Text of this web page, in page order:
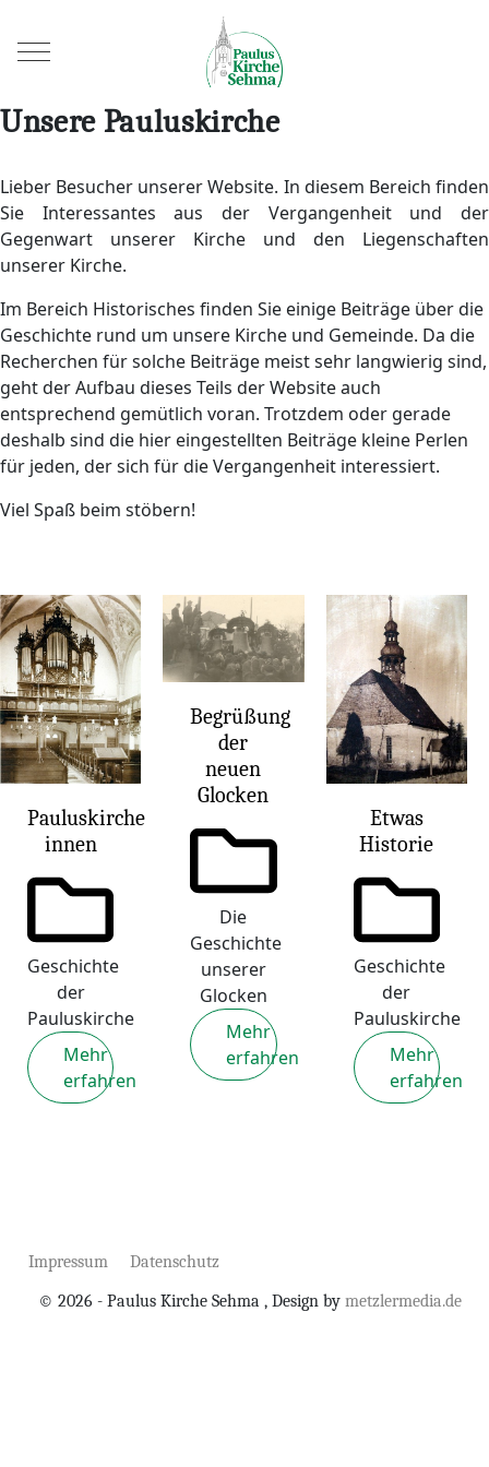
Mobile Menu Toggle
Unsere Pauluskirche
Lieber Besucher unserer Website. In diesem Bereich finden
Sie Interessantes aus der Vergangenheit und der
Gegenwart unserer Kirche und den Liegenschaften
unserer Kirche.
Im Bereich Historisches finden Sie einige Beiträge über die
Geschichte rund um unsere Kirche und Gemeinde. Da die
Recherchen für solche Beiträge meist sehr langwierig sind,
geht der Aufbau dieses Teils der Website auch
entsprechend gemütlich voran. Trotzdem oder gerade
deshalb sind die hier eingestellten Beiträge kleine Perlen
für jeden, der sich für die Vergangenheit interessiert.
Viel Spaß beim stöbern!
Pauluskirche
innen
Geschichte
der
Pauluskirche
Mehr
erfahren
Begrüßung
der
neuen
Glocken
Die
Geschichte
unserer
Glocken
Mehr
erfahren
Etwas
Historie
Geschichte
der
Pauluskirche
Mehr
erfahren
Impressum
Datenschutz
© 2026 - Paulus Kirche Sehma , Design by metzlermedia.de